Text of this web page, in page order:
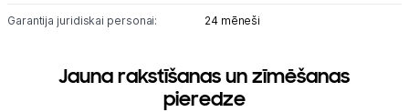
Garantija juridiskai personai: 24 mēneši
Jauna rakstīšanas un zīmēšanas
pieredze